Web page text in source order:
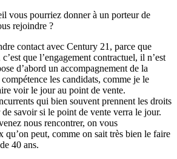
vous pourriez donner à un porteur de
rejoindre ?
contact avec Century 21, parce que
que l’engagement contractuel, il n’est
d’abord un accompagnement de la
les candidats, comme je le
voir le jour au point de vente.
qui bien souvent prennent les droits
de savoir si le point de vente verra le jour.
nous rencontrer, on vous
qu’on peut, comme on sait très bien le faire
40 ans.